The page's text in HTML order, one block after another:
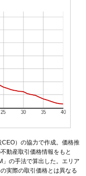
）の協力で作成。価格推
不動産取引価格情報をもと
の手法で算出した。エリア
実際の取引価格とは異なる